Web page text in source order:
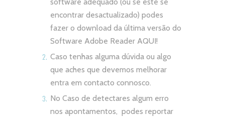
encontrar desactualizado) podes
fazer o download da última versão do
Software Adobe Reader AQUI!
Caso tenhas alguma dúvida ou algo
que aches que devemos melhorar
entra em contacto connosco.
No Caso de detectares algum erro
nos apontamentos, podes reportar